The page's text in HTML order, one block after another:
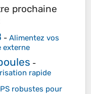
prochaine
- Alimentez vos
externe
-
rapide
robustes pour